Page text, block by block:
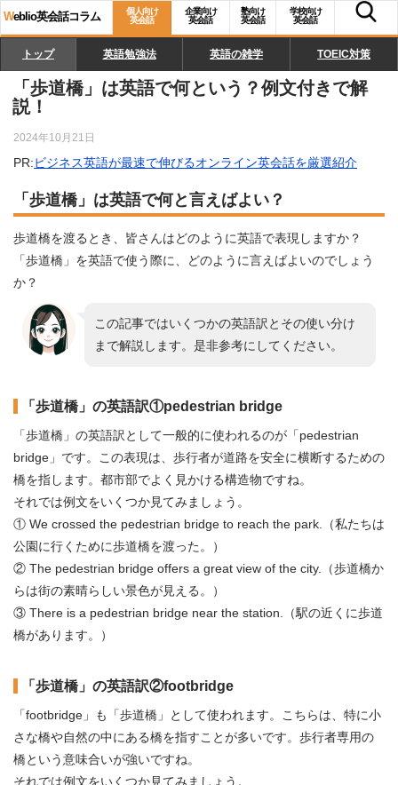
Weblio英会話コラム
個人向け
英会話
企業向け
英会話
塾向け
英会話
学校向け
英会話
トップ 英語勉強法 英語の雑学 TOEIC対策
「歩道橋」は英語で何という？例文付きで解
説！
2024年10月21日
PR:ビジネス英語が最速で伸びるオンライン英会話を厳選紹介
「歩道橋」は英語で何と言えばよい？
歩道橋を渡るとき、皆さんはどのように英語で表現しますか？
「歩道橋」を英語で使う際に、どのように言えばよいのでしょう
か？
この記事ではいくつかの英語訳とその使い分け
まで解説します。是非参考にしてください。
「歩道橋」の英語訳①pedestrian bridge
「歩道橋」の英語訳として一般的に使われるのが「pedestrian
bridge」です。この表現は、歩行者が道路を安全に横断するための
橋を指します。都市部でよく見かける構造物ですね。
それでは例文をいくつか見てみましょう。
① We crossed the pedestrian bridge to reach the park.（私たちは
公園に行くために歩道橋を渡った。）
② The pedestrian bridge offers a great view of the city.（歩道橋か
らは街の素晴らしい景色が見える。）
③ There is a pedestrian bridge near the station.（駅の近くに歩道
橋があります。）
「歩道橋」の英語訳②footbridge
「footbridge」も「歩道橋」として使われます。こちらは、特に小
さな橋や自然の中にある橋を指すことが多いです。歩行者専用の
橋という意味合いが強いですね。
それでは例文をいくつか見てみましょう。